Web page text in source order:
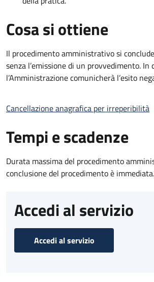
Cosa si ottiene
Il procedimento amministrativo si
senza l’emissione di un provvedimento. In
l’Amministrazione comunicherà l’esito
Cancellazione anagrafica per irreperibilità
Tempi e scadenze
Durata massima del procedimento
conclusione del procedimento è immediata.
Accedi al servizio
Accedi al servizio